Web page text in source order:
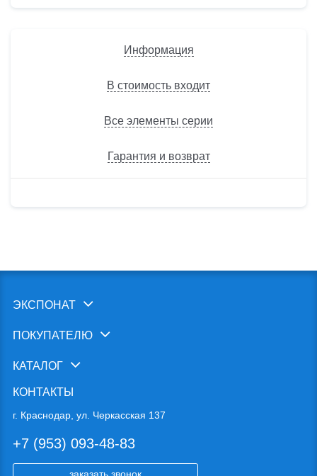
Информация
В стоимость входит
Все элементы серии
Гарантия и возврат
ЭКСПОНАТ
ПОКУПАТЕЛЮ
КАТАЛОГ
КОНТАКТЫ
г. Краснодар, ул. Черкасская 137
+7 (953) 093-48-83
заказать звонок